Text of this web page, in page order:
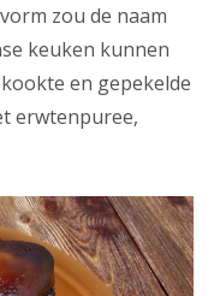
zou de naam
keuken kunnen
en gepekelde
erwtenpuree,